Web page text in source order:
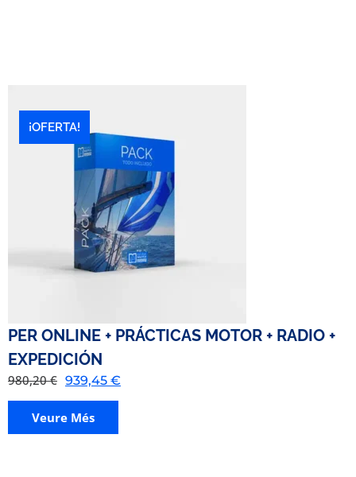
¡OFERTA!
PER ONLINE + PRÁCTICAS MOTOR + RADIO +
EXPEDICIÓN
980,20€ 939,45 €
Veure Més